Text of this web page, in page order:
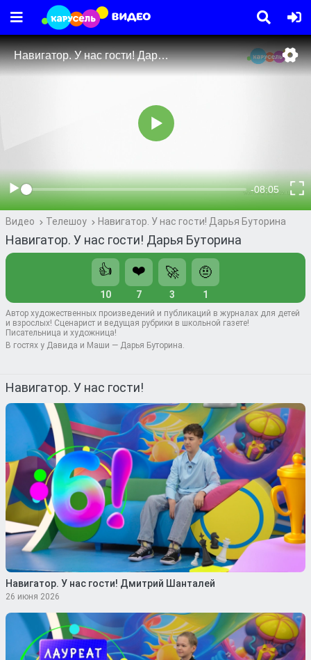
Видео Телешоу Навигатор. У нас гости! Дарья Буторина
Навигатор. У нас гости! Дарья Буторина
👍
10
❤️
7
🚀
3
🤨
1
Автор художественных произведений и публикаций в журналах для детей
и взрослых! Сценарист и ведущая рубрики в школьной газете!
Писательница и художница!
В гостях у Давида и Маши — Дарья Буторина.
Навигатор. У нас гости!
Навигатор. У нас гости! Дмитрий Шанталей
26 июня 2026